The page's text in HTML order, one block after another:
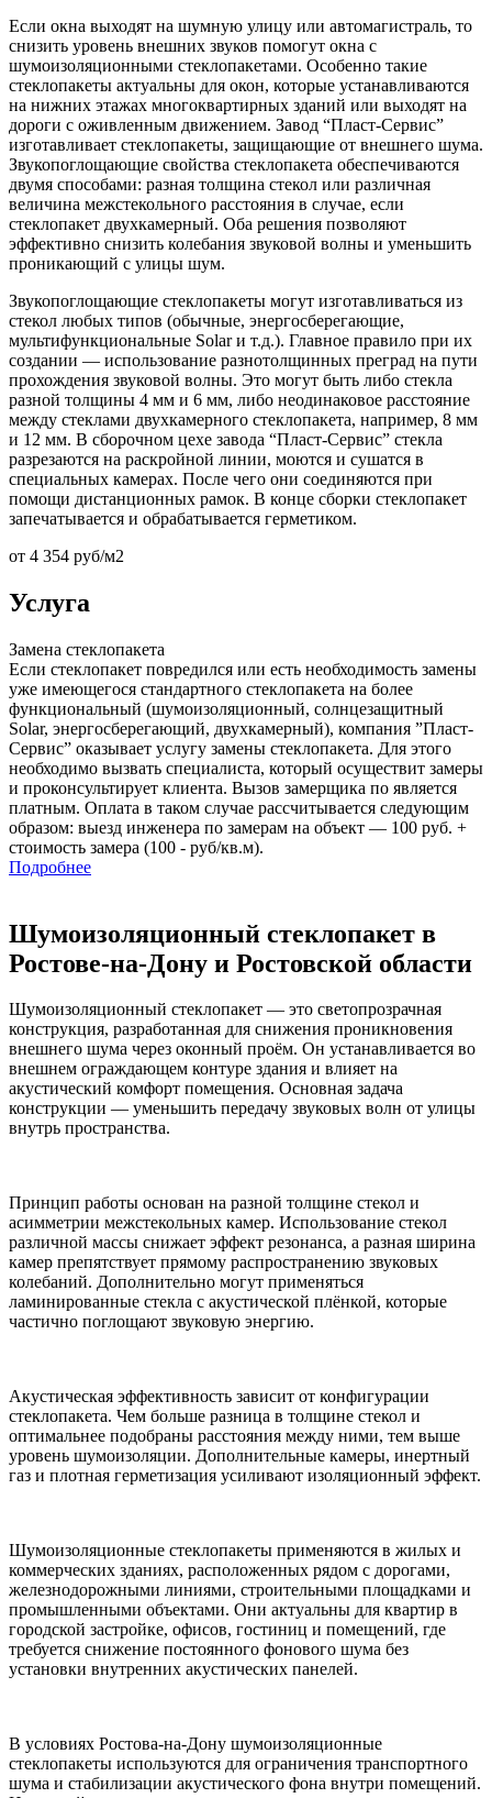
Если окна выходят на шумную улицу или автомагистраль, то
снизить уровень внешних звуков помогут окна с
шумоизоляционными стеклопакетами. Особенно такие
стеклопакеты актуальны для окон, которые устанавливаются
на нижних этажах многоквартирных зданий или выходят на
дороги с оживленным движением. Завод “Пласт-Сервис”
изготавливает стеклопакеты, защищающие от внешнего шума.
Звукопоглощающие свойства стеклопакета обеспечиваются
двумя способами: разная толщина стекол или различная
величина межстекольного расстояния в случае, если
стеклопакет двухкамерный. Оба решения позволяют
эффективно снизить колебания звуковой волны и уменьшить
проникающий с улицы шум.
Звукопоглощающие стеклопакеты могут изготавливаться из
стекол любых типов (обычные, энергосберегающие,
мультифункциональные Solar и т.д.). Главное правило при их
создании — использование разнотолщинных преград на пути
прохождения звуковой волны. Это могут быть либо стекла
разной толщины 4 мм и 6 мм, либо неодинаковое расстояние
между стеклами двухкамерного стеклопакета, например, 8 мм
и 12 мм. В сборочном цехе завода “Пласт-Сервис” стекла
разрезаются на раскройной линии, моются и сушатся в
специальных камерах. После чего они соединяются при
помощи дистанционных рамок. В конце сборки стеклопакет
запечатывается и обрабатывается герметиком.
от 4 354 руб/м2
Услуга
Замена стеклопакета
Если стеклопакет повредился или есть необходимость замены
уже имеющегося стандартного стеклопакета на более
функциональный (шумоизоляционный, солнцезащитный
Solar, энергосберегающий, двухкамерный), компания ”Пласт-
Сервис” оказывает услугу замены стеклопакета. Для этого
необходимо вызвать специалиста, который осуществит замеры
и проконсультирует клиента. Вызов замерщика по является
платным. Оплата в таком случае рассчитывается следующим
образом: выезд инженера по замерам на объект — 100 руб. +
стоимость замера (100 - руб/кв.м).
Подробнее
Шумоизоляционный стеклопакет в
Ростове-на-Дону и Ростовской области
Шумоизоляционный стеклопакет — это светопрозрачная
конструкция, разработанная для снижения проникновения
внешнего шума через оконный проём. Он устанавливается во
внешнем ограждающем контуре здания и влияет на
акустический комфорт помещения. Основная задача
конструкции — уменьшить передачу звуковых волн от улицы
внутрь пространства.
Принцип работы основан на разной толщине стекол и
асимметрии межстекольных камер. Использование стекол
различной массы снижает эффект резонанса, а разная ширина
камер препятствует прямому распространению звуковых
колебаний. Дополнительно могут применяться
ламинированные стекла с акустической плёнкой, которые
частично поглощают звуковую энергию.
Акустическая эффективность зависит от конфигурации
стеклопакета. Чем больше разница в толщине стекол и
оптимальнее подобраны расстояния между ними, тем выше
уровень шумоизоляции. Дополнительные камеры, инертный
газ и плотная герметизация усиливают изоляционный эффект.
Шумоизоляционные стеклопакеты применяются в жилых и
коммерческих зданиях, расположенных рядом с дорогами,
железнодорожными линиями, строительными площадками и
промышленными объектами. Они актуальны для квартир в
городской застройке, офисов, гостиниц и помещений, где
требуется снижение постоянного фонового шума без
установки внутренних акустических панелей.
В условиях Ростова-на-Дону шумоизоляционные
стеклопакеты используются для ограничения транспортного
шума и стабилизации акустического фона внутри помещений.